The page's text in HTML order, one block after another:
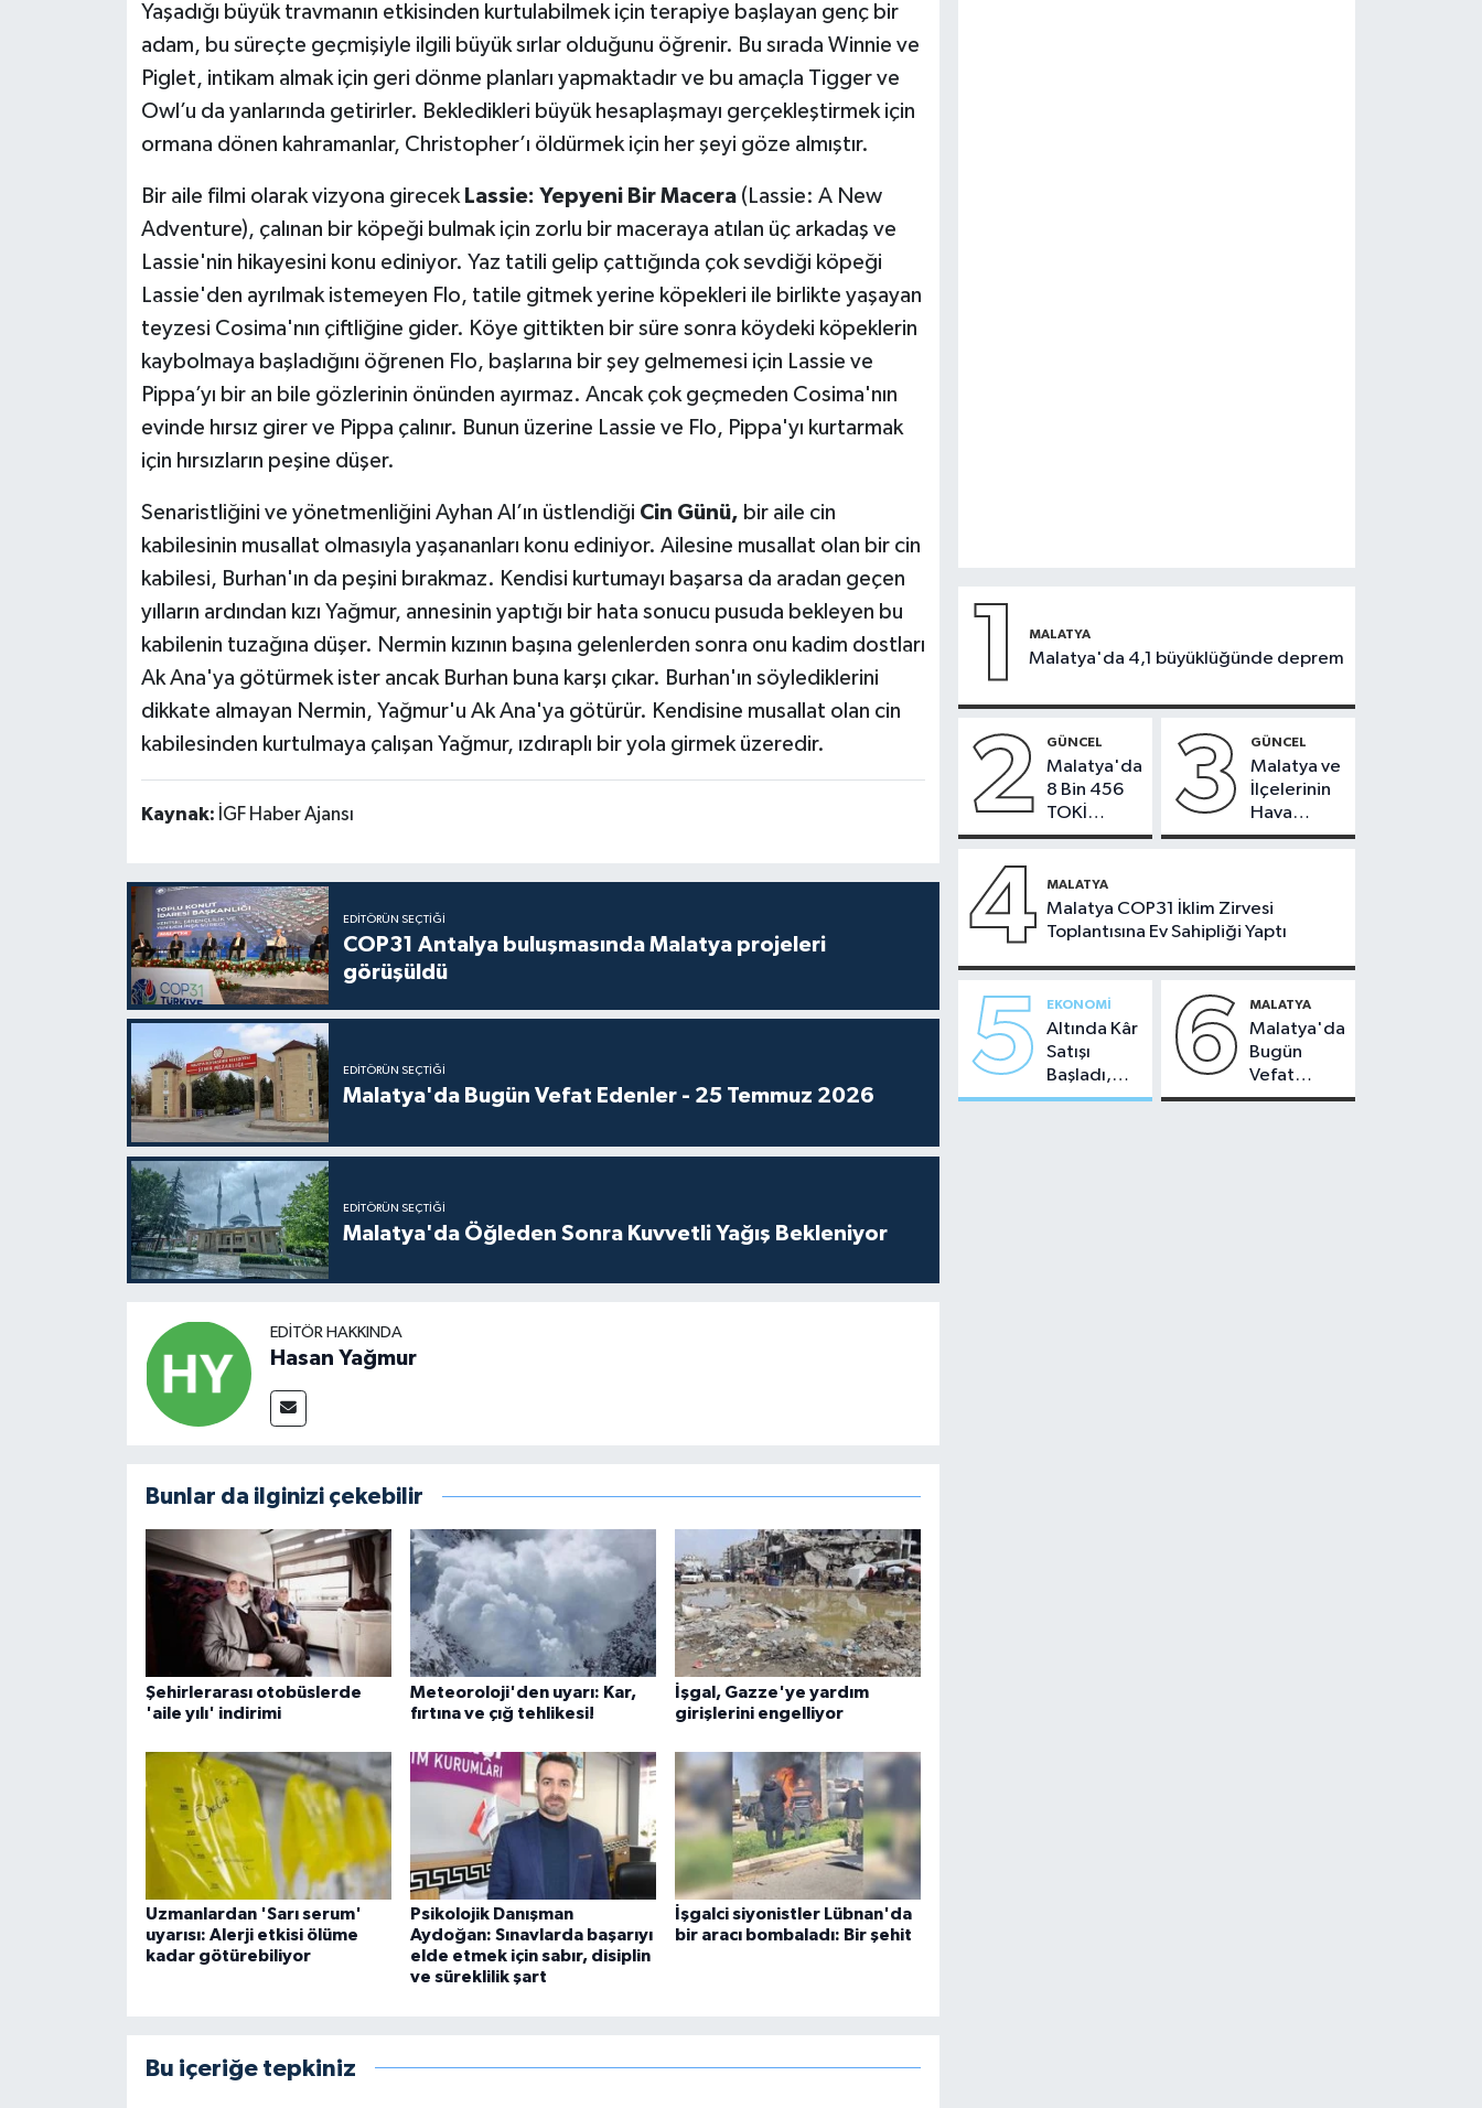
Yaşadığı büyük travmanın etkisinden kurtulabilmek için terapiye başlayan genç bir
adam, bu süreçte geçmişiyle ilgili büyük sırlar olduğunu öğrenir. Bu sırada Winnie ve
Piglet, intikam almak için geri dönme planları yapmaktadır ve bu amaçla Tigger ve
Owl’u da yanlarında getirirler. Bekledikleri büyük hesaplaşmayı gerçekleştirmek için
ormana dönen kahramanlar, Christopher’ı öldürmek için her şeyi göze almıştır.
Bir aile filmi olarak vizyona girecek Lassie: Yepyeni Bir Macera(Lassie: A New
Adventure), çalınan bir köpeği bulmak için zorlu bir maceraya atılan üç arkadaş ve
Lassie'nin hikayesini konu ediniyor. Yaz tatili gelip çattığında çok sevdiği köpeği
Lassie'den ayrılmak istemeyen Flo, tatile gitmek yerine köpekleri ile birlikte yaşayan
teyzesi Cosima'nın çiftliğine gider. Köye gittikten bir süre sonra köydeki köpeklerin
kaybolmaya başladığını öğrenen Flo, başlarına bir şey gelmemesi için Lassie ve
Pippa’yı bir an bile gözlerinin önünden ayırmaz. Ancak çok geçmeden Cosima'nın
evinde hırsız girer ve Pippa çalınır. Bunun üzerine Lassie ve Flo, Pippa'yı kurtarmak
için hırsızların peşine düşer.
Senaristliğini ve yönetmenliğini Ayhan Al’ın üstlendiği Cin Günü, bir aile cin
kabilesinin musallat olmasıyla yaşananları konu ediniyor. Ailesine musallat olan bir cin
kabilesi, Burhan'ın da peşini bırakmaz. Kendisi kurtumayı başarsa da aradan geçen
yılların ardından kızı Yağmur, annesinin yaptığı bir hata sonucu pusuda bekleyen bu
kabilenin tuzağına düşer. Nermin kızının başına gelenlerden sonra onu kadim dostları
Ak Ana'ya götürmek ister ancak Burhan buna karşı çıkar. Burhan'ın söylediklerini
dikkate almayan Nermin, Yağmur'u Ak Ana'ya götürür. Kendisine musallat olan cin
kabilesinden kurtulmaya çalışan Yağmur, ızdıraplı bir yola girmek üzeredir.
Kaynak: İGF Haber Ajansı
EDITÖRÜN SEÇTIĞI
COP31 Antalya buluşmasında Malatya projeleri
görüşüldü
EDITÖRÜN SEÇTIĞI
Malatya'da Bugün Vefat Edenler - 25 Temmuz 2026
EDITÖRÜN SEÇTIĞI
Malatya'da Öğleden Sonra Kuvvetli Yağış Bekleniyor
EDITÖR HAKKINDA
Hasan Yağmur
Bunlar da ilginizi çekebilir
Şehirlerarası otobüslerde
'aile yılı' indirimi
Meteoroloji'den uyarı: Kar,
fırtına ve çığ tehlikesi!
İşgal, Gazze'ye yardım
girişlerini engelliyor
Uzmanlardan 'Sarı serum'
uyarısı: Alerji etkisi ölüme
kadar götürebiliyor
Psikolojik Danışman
Aydoğan: Sınavlarda başarıyı
elde etmek için sabır, disiplin
ve süreklilik şart
İşgalci siyonistler Lübnan'da
bir aracı bombaladı: Bir şehit
Bu içeriğe tepkiniz
1 MALATYA
Malatya'da 4,1 büyüklüğünde deprem
2 GÜNCEL
Malatya'da
8 Bin 456
TOKİ
Konutunun
Bugün
Çekiliyor
3 GÜNCEL
Malatya ve
İlçelerinin
Hava
Durumu -
2026
4 MALATYA
Malatya COP31 İklim Zirvesi
Toplantısına Ev Sahipliği Yaptı
5 EKONOMI
Altında Kâr
Satışı
Başladı,
Malatya'da
6 MALATYA
Malatya'da
Bugün
Vefat
Edenler -